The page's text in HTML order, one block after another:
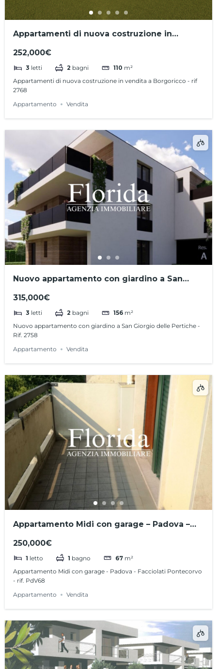
Appartamenti di nuova costruzione in
252,000€
3 letti 2 bagni 110 m²
Appartamenti di nuova costruzione in vendita a Borgoricco - rif
2768
Appartamento
Vendita
Nuovo appartamento con giardino a San
315,000€
3 letti 2 bagni 156 m²
Nuovo appartamento con giardino a San Giorgio delle Pertiche -
Rif. 2758
Appartamento
Vendita
Appartamento Midi con garage – Padova –
250,000€
1 letto 1 bagno 67 m²
Appartamento Midi con garage - Padova - Facciolati Pontecorvo
- rif. PdV68
Appartamento
Vendita